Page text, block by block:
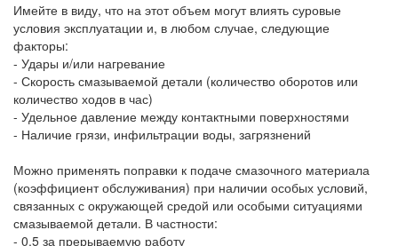
Имейте в виду, что на этот объем могут влиять суровые
условия эксплуатации и, в любом случае, следующие
факторы:
- Удары и/или нагревание
- Скорость смазываемой детали (количество оборотов или
количество ходов в час)
- Удельное давление между контактными поверхностями
- Наличие грязи, инфильтрации воды, загрязнений
Можно применять поправки к подаче смазочного материала
(коэффициент обслуживания) при наличии особых условий,
связанных с окружающей средой или особыми ситуациями
смазываемой детали. В частности:
- 0,5 за прерываемую работу